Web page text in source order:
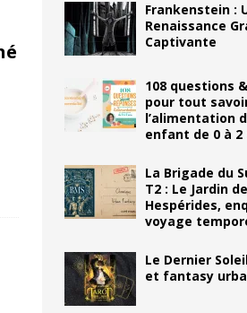
Frankenstein :
Renaissance
Captivante
108 questions
pour tout
l’alimentation
enfant de 0 à 2
La Brigade du
T2 : Le Jardin
Hespérides,
voyage
Le Dernier
et fantasy